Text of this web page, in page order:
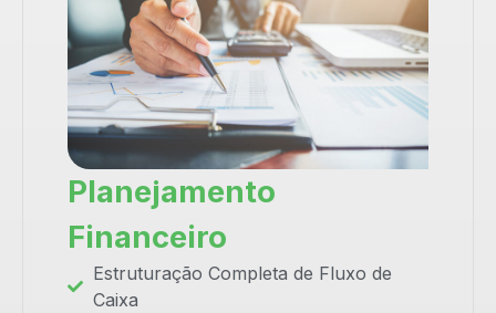
Planejamento
Financeiro
Estruturação Completa de Fluxo de
Caixa